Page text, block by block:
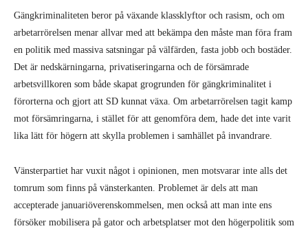
Gängkriminaliteten beror på växande klassklyftor och rasism, och om
arbetarrö­relsen menar allvar med att bekämpa den måste man föra fram
en politik med mas­siva satsningar på välfärden, fasta jobb och bostäder.
Det är nedskärningarna, privati­seringarna och de försämrade
arbetsvillkoren som både skapat grogrunden för gängkrimina­litet i
förorterna och gjort att SD kunnat växa. Om arbe­tarrörelsen tagit kamp
mot försämringarna, i stället för att genomföra dem, hade det inte varit
lika lätt för högern att skylla problemen i sam­hället på invandrare.
Vänsterpartiet har vuxit något i opinionen, men motsvarar inte alls det
tomrum som finns på vänsterkanten. Problemet är dels att man
accepterade januariöverenskommelsen, men också att man inte ens
försöker mobilisera på gator och arbetsplatser mot den högerpolitik som